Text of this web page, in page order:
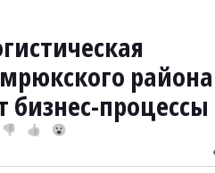
района
бизнес-процессы
👎 👍 😮